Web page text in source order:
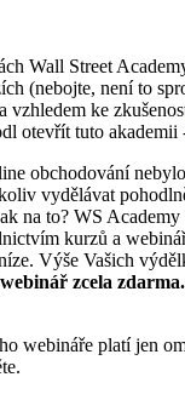
Wall Street
(nebojte, není to
vzhledem ke
otevřít tuto akademii
obchodování
vydělávat
na to? WS
kurzů a
Výše Vašich
zcela
webináře platí jen